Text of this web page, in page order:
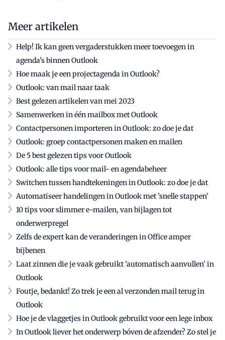
Meer artikelen
Help! Ik kan geen vergaderstukken meer toevoegen in
agenda's binnen Outlook
Hoe maak je een projectagenda in Outlook?
Outlook: van mail naar taak
Best gelezen artikelen van mei 2023
Samenwerken in één mailbox met Outlook
Contactpersonen importeren in Outlook: zo doe je dat
Outlook: groep contactpersonen maken en mailen
De 5 best gelezen tips voor Outlook
Outlook: alle tips voor mail- en agendabeheer
Switchen tussen handtekeningen in Outlook: zo doe je dat
Automatiseer handelingen in Outlook met 'snelle stappen'
10 tips voor slimmer e-mailen, van bijlagen tot
onderwerpregel
Zelfs de expert kan de veranderingen in Office amper
bijbenen
Laat zinnen die je vaak gebruikt 'automatisch aanvullen' in
Outlook
Foutje, bedankt! Zo trek je een al verzonden mail terug in
Outlook
Hoe je de vlaggetjes in Outlook gebruikt voor een lege inbox
In Outlook liever het onderwerp bóven de afzender? Zo stel je